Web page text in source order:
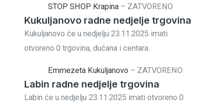
STOP SHOP Krapina – ZATVORENO
Kukuljanovo radne nedjelje trgovina
Kukuljanovo će u nedjelju 23.11.2025 imati
otvoreno 0 trgovina, dućana i centara.
Emmezeta Kukuljanovo – ZATVORENO
Labin radne nedjelje trgovina
Labin će u nedjelju 23.11.2025 imati otvoreno 0